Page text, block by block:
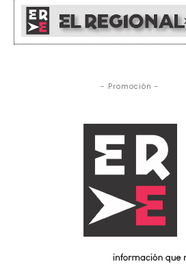
- Promoción -